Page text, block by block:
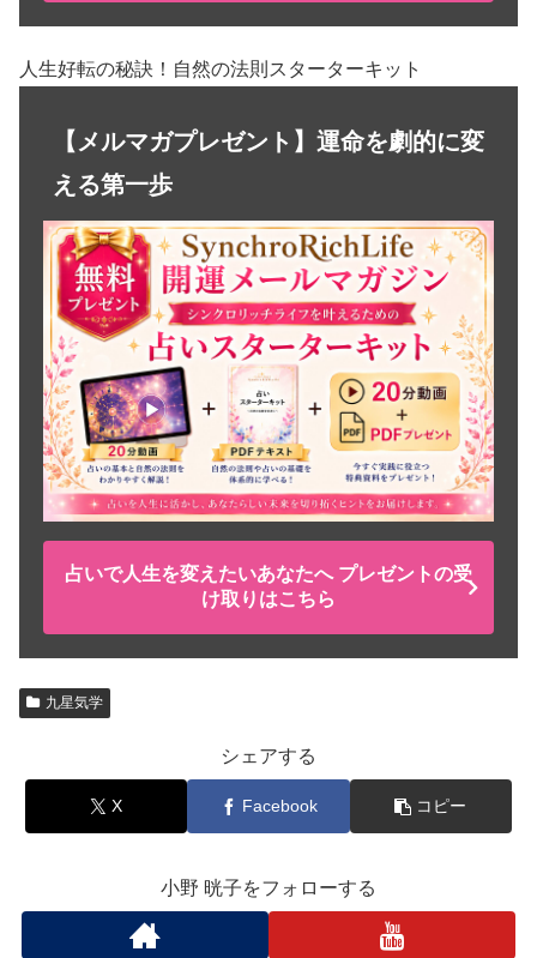
人生好転の秘訣！自然の法則スターターキット
【メルマガプレゼント】運命を劇的に変
える第一歩
占いで人生を変えたいあなたへ プレゼントの受
け取りはこちら
九星気学
シェアする
X Facebook コピー
小野 晄子をフォローする